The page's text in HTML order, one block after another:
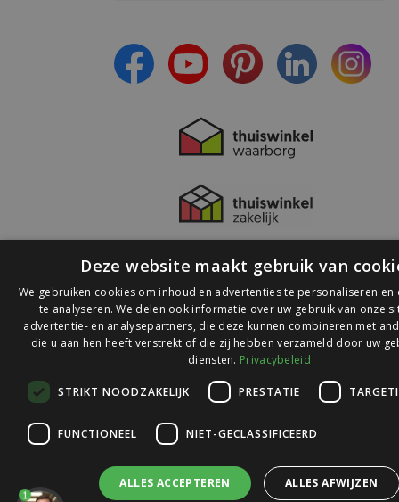
© 2026 Ledlichtdiscounter.nl
op
Webwinkelkeur
1
Deze website maakt gebruik van
We gebruiken cookies om inhoud en advertenties te personaliseren en
te analyseren. We delen ook informatie over uw gebruik van onze
advertentie- en analysepartners, die deze kunnen combineren met
die u aan hen heeft verstrekt of die zij hebben verzameld door uw
diensten. Privacybeleid
STRIKT NOODZAKELIJK PRESTATIE
FUNCTIONEEL NIET-GECLASSIFICEERD
ALLES ACCEPTEREN ALLES AFWIJZEN